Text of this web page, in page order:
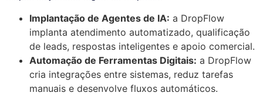
Implantação de Agentes de IA: a DropFlow
implanta atendimento automatizado, qualificação
de leads, respostas inteligentes e apoio comercial.
Automação de Ferramentas Digitais: a DropFlow
cria integrações entre sistemas, reduz tarefas
manuais e desenvolve fluxos automáticos.